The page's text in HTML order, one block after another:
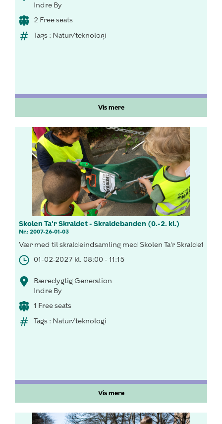
Indre By
2 Free seats
Tags : Natur/teknologi
Vis mere
Skolen Ta'r Skraldet - Skraldebanden (0.-2. kl.)
Nr.: 2007-26-01-03
Vær med til skraldeindsamling med Skolen Ta'r Skraldets
01-02-2027 kl. 08:00 - 11:15
Bæredygtig Generation
Indre By
1 Free seats
Tags : Natur/teknologi
Vis mere